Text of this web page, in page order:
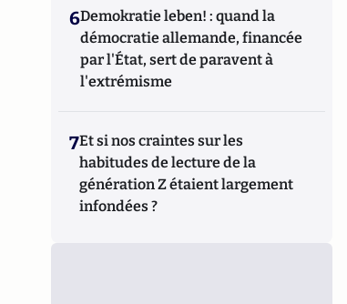
6Demokratie leben! : quand la
démocratie allemande, financée
par l'État, sert de paravent à
l'extrémisme
7Et si nos craintes sur les
habitudes de lecture de la
génération Z étaient largement
infondées ?